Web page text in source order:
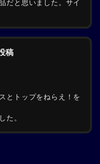
だと思いました。サイ
稿
とトップをねらえ！を
た。